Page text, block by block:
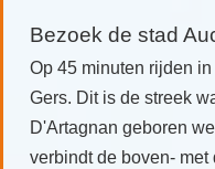
Bezoek de stad
Op 45 minuten rijden
Gers. Dit is de streek
D'Artagnan geboren
verbindt de boven-